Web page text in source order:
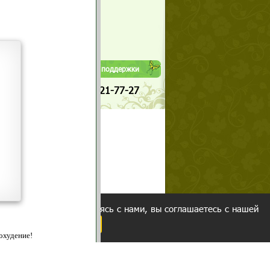
Телефоны службы поддержки
+7 (909) 421-77-27
cookies. Оставаясь с нами, вы соглашаетесь с нашей